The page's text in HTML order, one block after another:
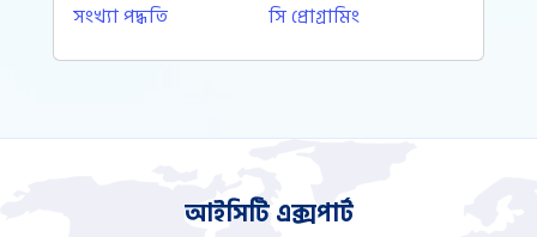
সংখ্যা পদ্ধতি
সি প্রোগ্রামিং
আইসিটি এক্সপার্ট